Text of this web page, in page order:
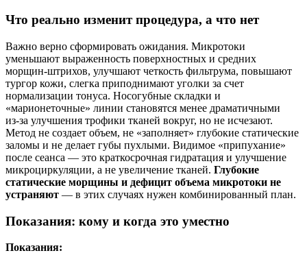
Что реально изменит процедура, а что нет
Важно верно сформировать ожидания. Микротоки
уменьшают выраженность поверхностных и средних
морщин‑штрихов, улучшают четкость фильтрума, повышают
тургор кожи, слегка приподнимают уголки за счет
нормализации тонуса. Носогубные складки и
«марионеточные» линии становятся менее драматичными
из‑за улучшения трофики тканей вокруг, но не исчезают.
Метод не создает объем, не «заполняет» глубокие статические
заломы и не делает губы пухлыми. Видимое «припухание»
после сеанса — это краткосрочная гидратация и улучшение
микроциркуляции, а не увеличение тканей. Глубокие
статические морщины и дефицит объема микротоки не
устраняют — в этих случаях нужен комбинированный план.
Показания: кому и когда это уместно
Показания: